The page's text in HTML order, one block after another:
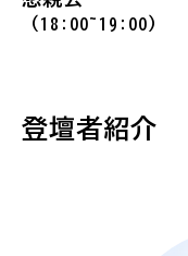
（18:00~19:00）
登壇者紹介